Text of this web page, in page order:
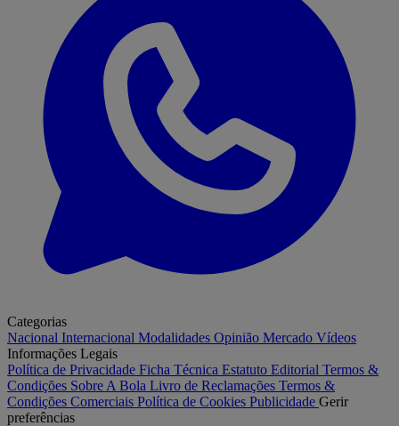
Categorias
Nacional Internacional Modalidades Opinião Mercado Vídeos
Informações Legais
Política de Privacidade Ficha Técnica Estatuto Editorial Termos &
Condições Sobre A Bola Livro de Reclamações Termos &
Condições Comerciais Política de Cookies Publicidade Gerir
preferências